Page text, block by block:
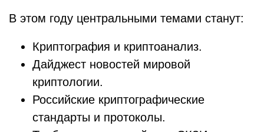
В этом году центральными темами станут:
Криптография и криптоанализ.
Дайджест новостей мировой
криптологии.
Российские криптографические
стандарты и протоколы.